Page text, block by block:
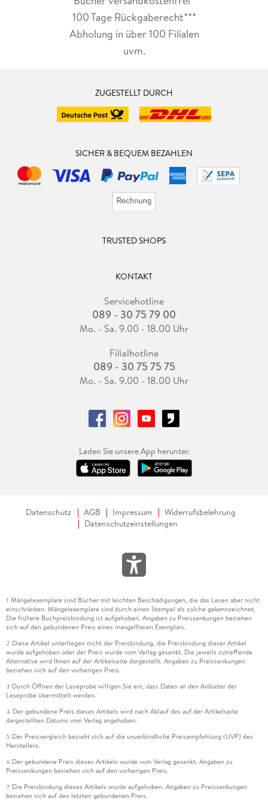
100 Tage Rückgaberecht***
Abholung in über 100 Filialen
uvm.
ZUGESTELLT DURCH
SICHER & BEQUEM BEZAHLEN
TRUSTED SHOPS
KONTAKT
Servicehotline
089 - 30 75 79 00
Mo. - Sa. 9.00 - 18.00 Uhr
Filialhotline
089 - 30 75 75 75
Mo. - Sa. 9.00 - 18.00 Uhr
Laden Sie unsere App herunter.
Datenschutz AGB Impressum
Widerrufsbelehrung
Datenschutzeinstellungen
1 Mängelexemplare sind Bücher mit leichten Beschädigungen, die das Lesen aber nicht
einschränken. Mängelexemplare sind durch einen Stempel als solche gekennzeichnet.
Die frühere Buchpreisbindung ist aufgehoben. Angaben zu Preissenkungen beziehen
sich auf den gebundenen Preis eines mangelfreien Exemplars.
2 Diese Artikel unterliegen nicht der Preisbindung, die Preisbindung dieser Artikel
wurde aufgehoben oder der Preis wurde vom Verlag gesenkt. Die jeweils zutreffende
Alternative wird Ihnen auf der Artikelseite dargestellt. Angaben zu Preissenkungen
beziehen sich auf den vorherigen Preis.
3 Durch Öffnen der Leseprobe willigen Sie ein, dass Daten an den Anbieter der
Leseprobe übermittelt werden.
4 Der gebundene Preis dieses Artikels wird nach Ablauf des auf der Artikelseite
dargestellten Datums vom Verlag angehoben.
5 Der Preisvergleich bezieht sich auf die unverbindliche Preisempfehlung (UVP) des
Herstellers.
6 Der gebundene Preis dieses Artikels wurde vom Verlag gesenkt. Angaben zu
Preissenkungen beziehen sich auf den vorherigen Preis.
7 Die Preisbindung dieses Artikels wurde aufgehoben. Angaben zu Preissenkungen
beziehen sich auf den letzten gebundenen Preis.